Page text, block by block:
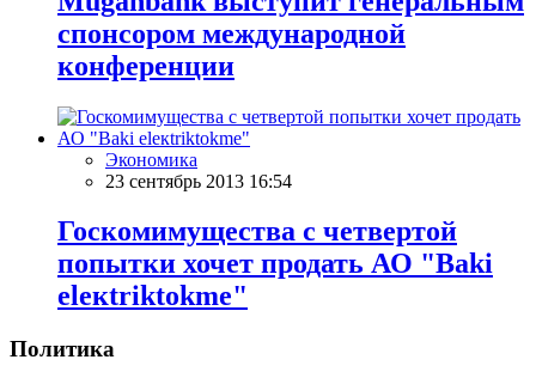
спонсором международной
конференции
Экономика
23 сентябрь 2013 16:54
Госкомимущества с четвертой
попытки хочет продать АО "Baki
eleкtriktokme"
Политика